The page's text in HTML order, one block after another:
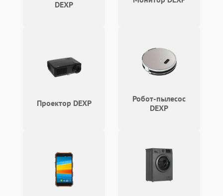
Сенсорное управление
Звук и аудио
DEXP
Проектор DEXP
Робот-пылесос
DEXP